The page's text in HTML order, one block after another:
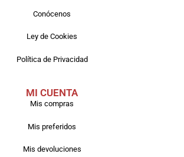
Conócenos
Ley de Cookies
Política de Privacidad
MI CUENTA
Mis compras
Mis preferidos
Mis devoluciones